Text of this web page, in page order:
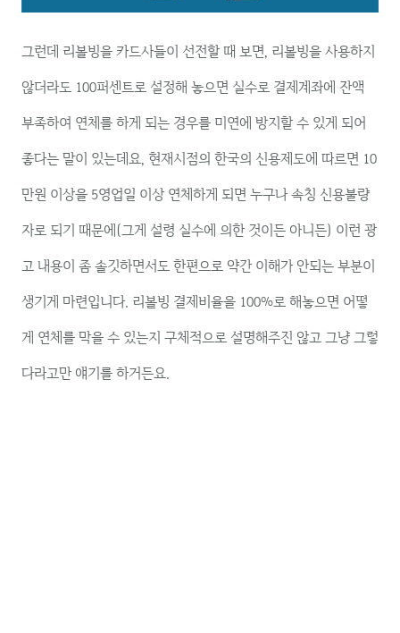
그런데 리볼빙을 카드사들이 선전할 때 보면, 리볼빙을 사용하지
않더라도 100퍼센트로 설정해 놓으면 실수로 결제계좌에 잔액
부족하여 연체를 하게 되는 경우를 미연에 방지할 수 있게 되어
좋다는 말이 있는데요, 현재시점의 한국의 신용제도에 따르면 10
만원 이상을 5영업일 이상 연체하게 되면 누구나 속칭 신용불량
자로 되기 때문에(그게 설령 실수에 의한 것이든 아니든) 이런 광
고 내용이 좀 솔깃하면서도 한편으로 약간 이해가 안되는 부분이
생기게 마련입니다. 리볼빙 결제비율을 100%로 해놓으면 어떻
게 연체를 막을 수 있는지 구체적으로 설명해주진 않고 그냥 그렇
다라고만 얘기를 하거든요.